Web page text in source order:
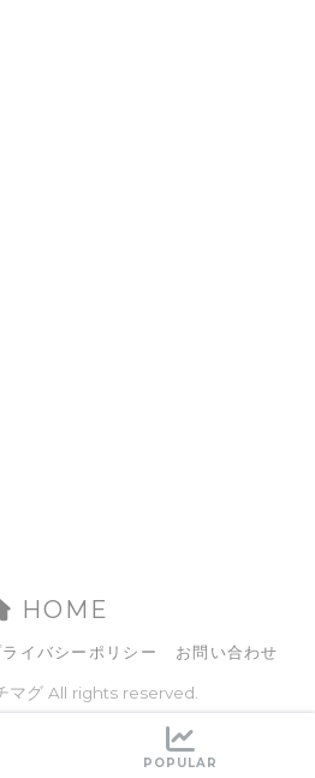
HOME
ライバシーポリシー お問い合わせ
マグ All rights reserved.
POPULAR